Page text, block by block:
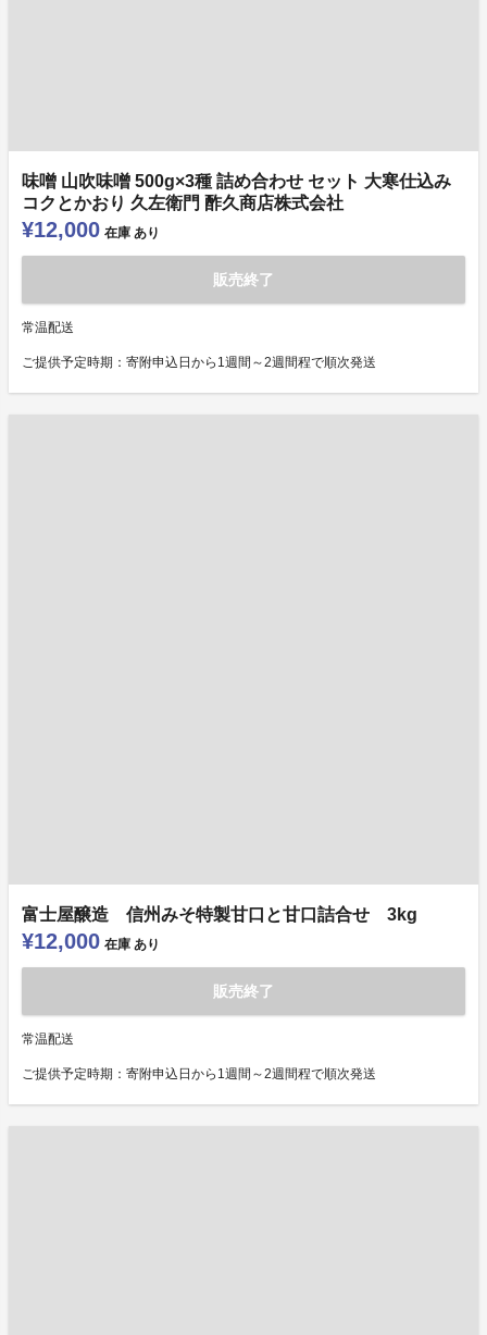
味噌 山吹味噌 500g×3種 詰め合わせ セット 大寒仕込み
コクとかおり 久左衛門 酢久商店株式会社
¥12,000 在庫 あり
販売終了
常温配送
ご提供予定時期：寄附申込日から1週間～2週間程で順次発送
富士屋醸造 信州みそ特製甘口と甘口詰合せ 3kg
¥12,000 在庫 あり
販売終了
常温配送
ご提供予定時期：寄附申込日から1週間～2週間程で順次発送